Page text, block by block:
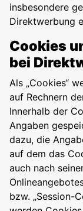
insbesondere
Direktwerbung
Cookies
bei
Als „Cookies“
auf Rechnern
Innerhalb der
Angaben
dazu, die
auf dem das
auch nach
bzw. „Session-